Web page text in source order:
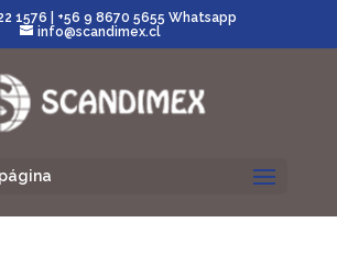
1576
+56 9 8670 5655 Whatsapp
info@scandimex.cl